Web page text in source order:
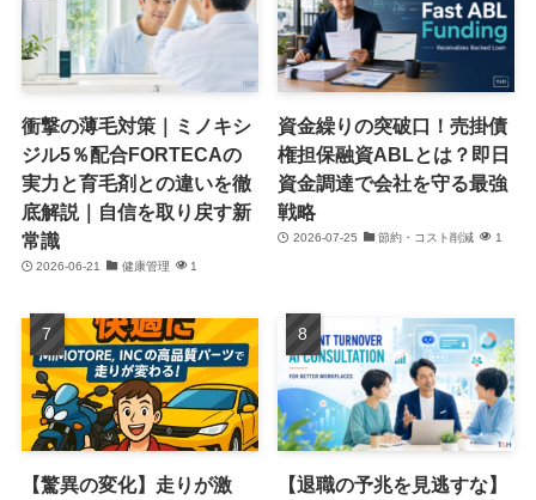
衝撃の薄毛対策｜ミノキシ
ジル5％配合FORTECAの
実力と育毛剤との違いを徹
底解説｜自信を取り戻す新
常識
2026-06-21 健康管理 1
資金繰りの突破口！売掛債
権担保融資ABLとは？即日
資金調達で会社を守る最強
戦略
2026-07-25 節約・コスト削減 1
【驚異の変化】走りが激
【退職の予兆を見逃すな】